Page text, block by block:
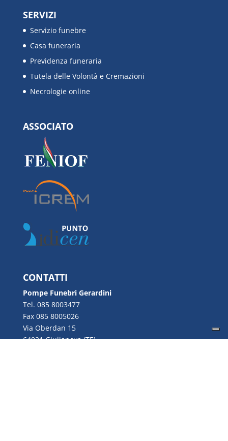
SERVIZI
Servizio funebre
Casa funeraria
Previdenza funeraria
Tutela delle Volontà e Cremazioni
Necrologie online
ASSOCIATO
CONTATTI
Pompe Funebri Gerardini
Tel. 085 8003477
Fax 085 8005026
Via Oberdan 15
64021 Giulianova (TE)